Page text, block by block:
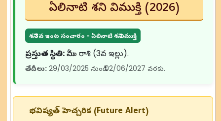
ఏలినాటి శని విముక్తి (2026)
శని 3వ ఇంట సంచారం - ఏలినాటి శని విముక్తి
ప్రస్తుత స్థితి:మీనం రాశి (3వ ఇల్లు).
తేదీలు: 29/03/2025 నుండి 02/06/2027 వరకు.
భవిష్యత్ హెచ్చరిక (Future Alert)